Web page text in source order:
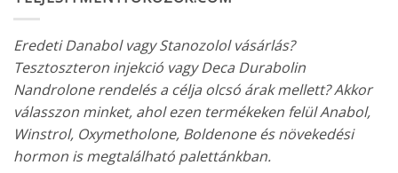
Eredeti Danabol vagy Stanozolol vásárlás?
Tesztoszteron injekció vagy Deca Durabolin
Nandrolone rendelés a célja olcsó árak mellett? Akkor
válasszon minket, ahol ezen termékeken felül Anabol,
Winstrol, Oxymetholone, Boldenone és növekedési
hormon is megtalálható palettánkban.